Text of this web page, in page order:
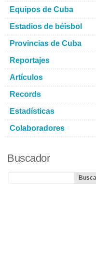
Equipos de Cuba
Estadios de béisbol
Provincias de Cuba
Reportajes
Artículos
Records
Estadísticas
Colaboradores
Buscador